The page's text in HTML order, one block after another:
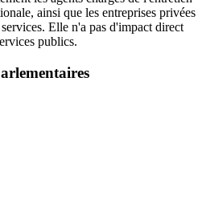
ainsi que les entreprises privées
Elle n'a pas d'impact direct
publics.